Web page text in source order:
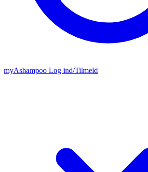
myAshampoo Log ind/Tilmeld